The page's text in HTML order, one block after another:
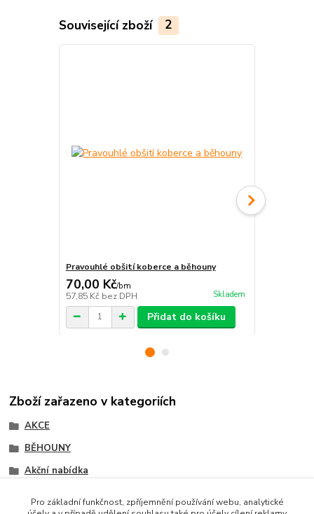
Související zboží 2
Pravouhlé obšití koberce a běhouny
70,00 Kč/bm
57,85 Kč bez DPH Skladem
Přidat do košíku
Zboží zařazeno v kategoriích
AKCE
BĚHOUNY
Akční nabídka
Pro základní funkčnost, zpříjemnění používání webu, analytické